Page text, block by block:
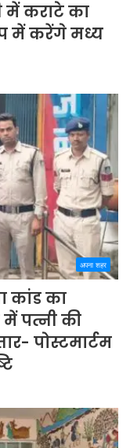
में कराटे का
में करेंगे मध्य
अपना शहर
कांड का
पत्नी की
पोस्टमार्टम